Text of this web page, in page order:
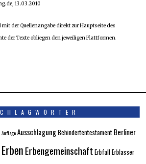
13.03.2010
der Quellenangabe direkt zur Hauptseite des
der Texte obliegen den jeweiligen Plattformen.
AuflageAusschlagungBehindertentestament Berliner
ErbenErbengemeinschaft ErbfallErblasser